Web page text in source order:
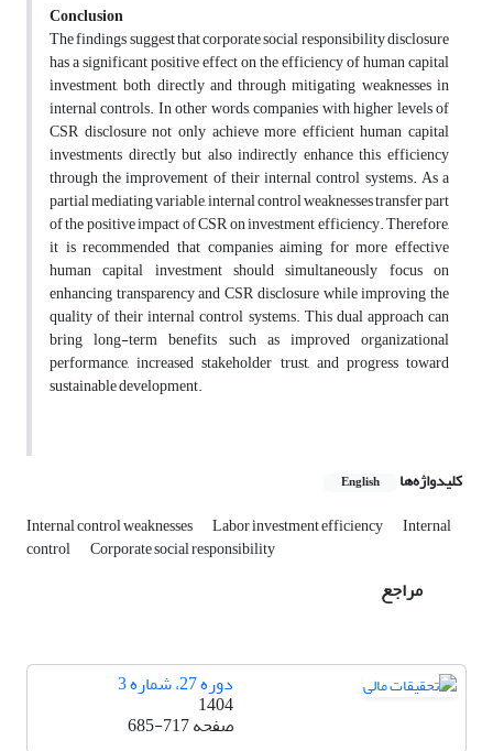
Conclusion
The findings suggest that corporate social responsibility disclosure
has a significant positive effect on the efficiency of human capital
investment, both directly and through mitigating weaknesses in
internal controls. In other words, companies with higher levels of
CSR disclosure not only achieve more efficient human capital
investments directly but also indirectly enhance this efficiency
through the improvement of their internal control systems. As a
partial mediating variable, internal control weaknesses transfer part
of the positive impact of CSR on investment efficiency. Therefore,
it is recommended that companies aiming for more effective
human capital investment should simultaneously focus on
enhancing transparency and CSR disclosure while improving the
quality of their internal control systems. This dual approach can
bring long-term benefits such as improved organizational
performance, increased stakeholder trust, and progress toward
sustainable development.
کلیدواژه‌ها English
Internal control weaknesses Labor investment efficiency Internal
control Corporate social responsibility
مراجع
دوره 27، شماره 3
1404
صفحه685-717